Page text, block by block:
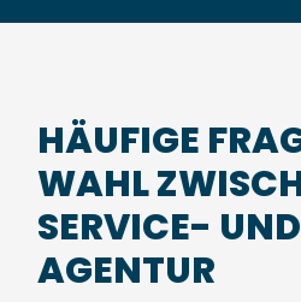
HÄUFIGE
WAHL
SERVICE-
AGENTUR